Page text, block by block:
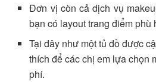
Đơn vị còn cả dịch vụ
bạn có layout trang điểm phù
Tại đây như một tủ đồ được
thích để các chị em lựa chọn
phí.